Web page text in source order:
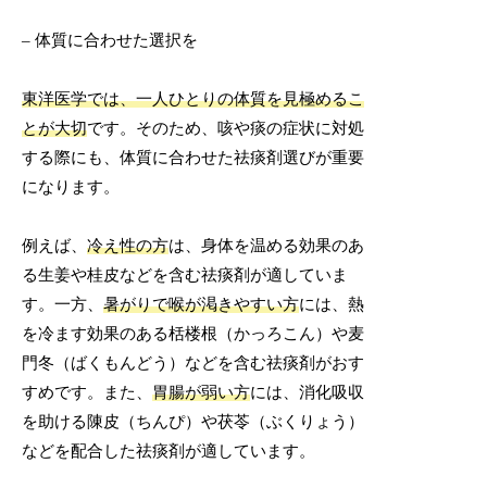
– 体質に合わせた選択を
東洋医学では、一人ひとりの体質を見極めるこ
とが大切です。そのため、咳や痰の症状に対処
する際にも、体質に合わせた祛痰剤選びが重要
になります。
例えば、冷え性の方は、身体を温める効果のあ
る生姜や桂皮などを含む祛痰剤が適していま
す。一方、暑がりで喉が渇きやすい方には、熱
を冷ます効果のある栝楼根（かっろこん）や麦
門冬（ばくもんどう）などを含む祛痰剤がおす
すめです。また、胃腸が弱い方には、消化吸収
を助ける陳皮（ちんぴ）や茯苓（ぶくりょう）
などを配合した祛痰剤が適しています。